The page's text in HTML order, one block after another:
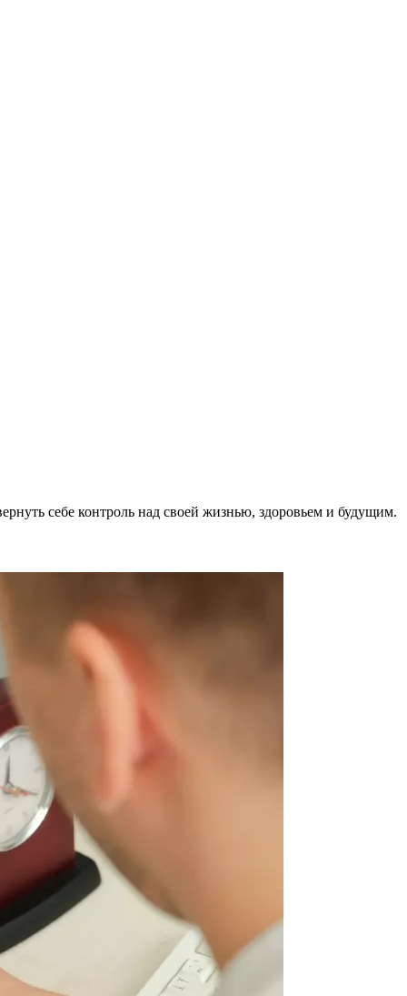
себе контроль над своей жизнью, здоровьем и будущим.